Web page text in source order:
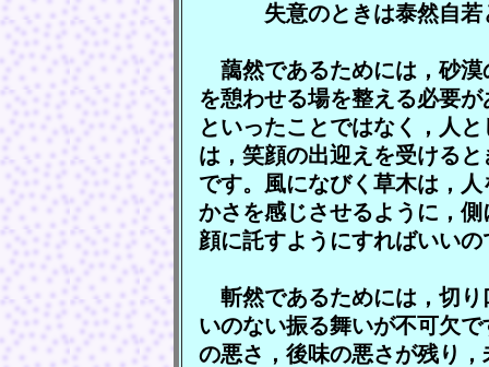
失意のときは泰然自若
藹然であるためには，砂漠
を憩わせる場を整える必要
といったことではなく，人
は，笑顔の出迎えを受ける
です。風になびく草木は，
かさを感じさせるように，
顔に託すようにすればいいの
斬然であるためには，切り
いのない振る舞いが不可欠
の悪さ，後味の悪さが残り